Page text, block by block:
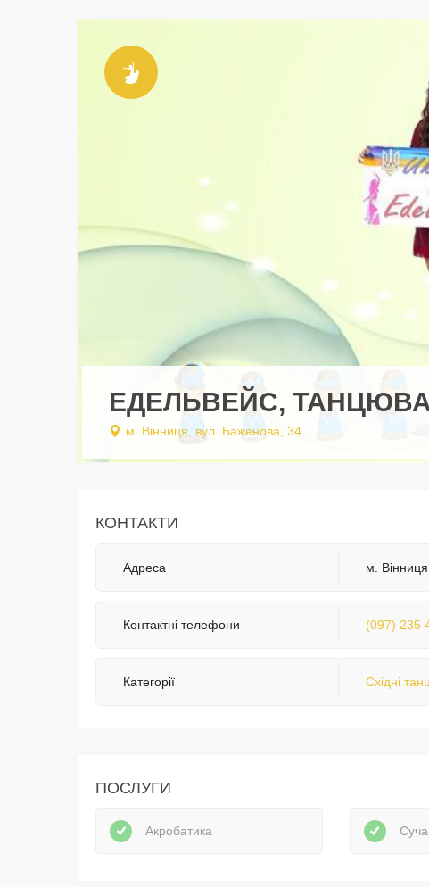
ЕДЕЛЬВЕЙС,
м. Вінниця, вул. Баженова, 34
КОНТАКТИ
Адреса м.
Контактні телефони (097) 235
Категорії Східні
ПОСЛУГИ
Акробатика